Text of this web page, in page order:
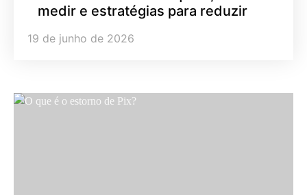
medir e estratégias para reduzir
19 de junho de 2026